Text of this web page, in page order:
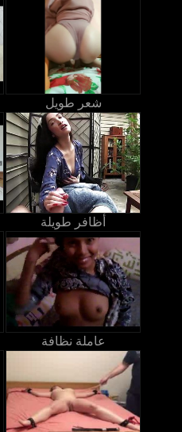
شعر طويل
أظافر طويلة
عاملة نظافة